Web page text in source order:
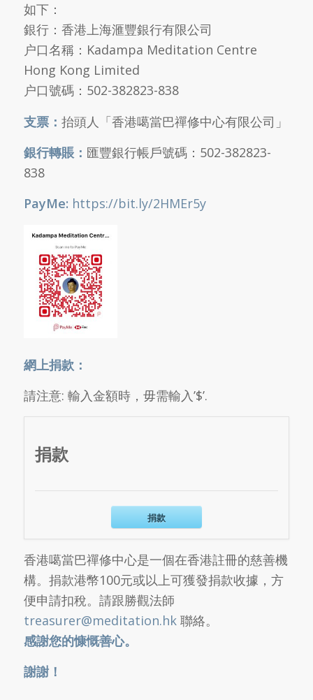
如下：
銀行：香港上海滙豐銀行有限公司
户口名稱：Kadampa Meditation Centre
Hong Kong Limited
户口號碼：502-382823-838
支票： 抬頭人「香港噶當巴禪修中心有限公司」
銀行轉賬： 匯豐銀行帳戶號碼：502-382823-
838
PayMe: https://bit.ly/2HMEr5y
網上捐款：
請注意: 輸入金額時，毋需輸入’$’.
捐款
捐款
香港噶當巴禪修中心是一個在香港註冊的慈善機
構。捐款港幣100元或以上可獲發捐款收據，方
便申請扣稅。請跟勝觀法師
treasurer@meditation.hk聯絡。
感謝您的慷慨善心。
謝謝！